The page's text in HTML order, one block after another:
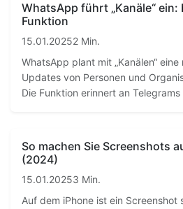
WhatsApp führt „Kanäle“
Funktion
15.01.20252 Min.
WhatsApp plant mit „Kanälen“
Updates von Personen und
Die Funktion erinnert an
So machen Sie Screenshots
(2024)
15.01.20253 Min.
Auf dem iPhone ist ein